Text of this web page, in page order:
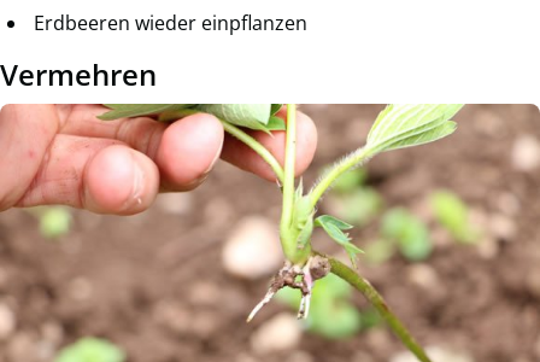
Erdbeeren wieder einpflanzen
Vermehren